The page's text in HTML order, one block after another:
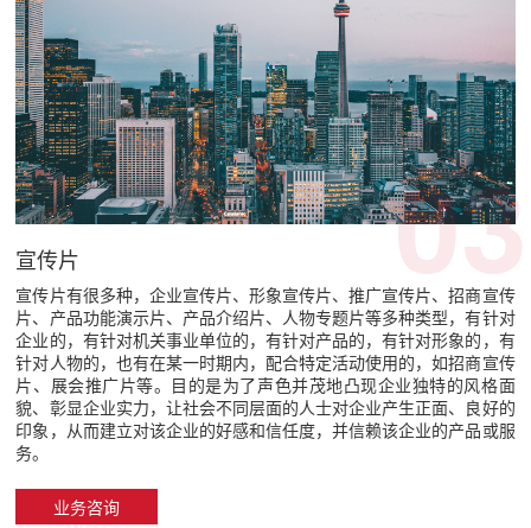
03
宣传片
宣传片有很多种，企业宣传片、形象宣传片、推广宣传片、招商宣传
片、产品功能演示片、产品介绍片、人物专题片等多种类型，有针对
企业的，有针对机关事业单位的，有针对产品的，有针对形象的，有
针对人物的，也有在某一时期内，配合特定活动使用的，如招商宣传
片、展会推广片等。目的是为了声色并茂地凸现企业独特的风格面
貌、彰显企业实力，让社会不同层面的人士对企业产生正面、良好的
印象，从而建立对该企业的好感和信任度，并信赖该企业的产品或服
务。
业务咨询